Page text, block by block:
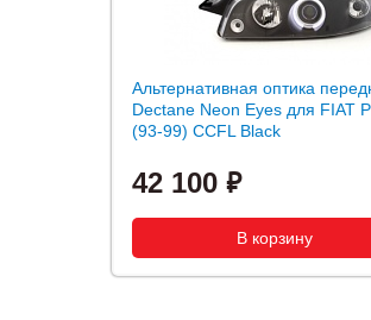
Альтернативная оптика
Dectane Neon Eyes для FIAT
(93-99) CCFL Black
42 100